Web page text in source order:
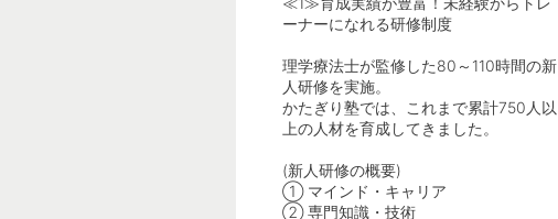
ーナーになれる研修制度
理学療法士が監修した80～110時間の新
人研修を実施。
かたぎり塾では、これまで累計750人以
上の人材を育成してきました。
(新人研修の概要)
① マインド・キャリア
② 専門知識・技術